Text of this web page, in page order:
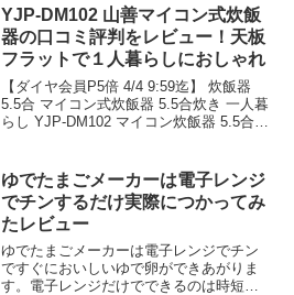
ち運べる扇風機扇風機 クリ...
YJP-DM102 山善マイコン式炊飯
器の口コミ評判をレビュー！天板
フラットで１人暮らしにおしゃれ
【ダイヤ会員P5倍 4/4 9:59迄】 炊飯器
5.5合 マイコン式炊飯器 5.5合炊き 一人暮
らし YJP-DM102 マイコン炊飯器 5.5合炊
れ ...
ゆでたまごメーカーは電子レンジ
でチンするだけ実際につかってみ
たレビュー
ゆでたまごメーカーは電子レンジでチン
ですぐにおいしいゆで卵ができあがりま
す。電子レンジだけでできるのは時短、